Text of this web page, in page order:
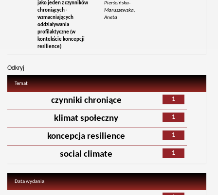
jako jeden z czynników
chroniących -
wzmacniających
oddziaływania
profilaktyczne (w
kontekście koncepcji
resilience)
Pierścińska-
Maruszewska,
Aneta
Odkryj
Temat
1
czynniki chroniące
1
klimat społeczny
1
koncepcja resilience
1
social climate
Data wydania